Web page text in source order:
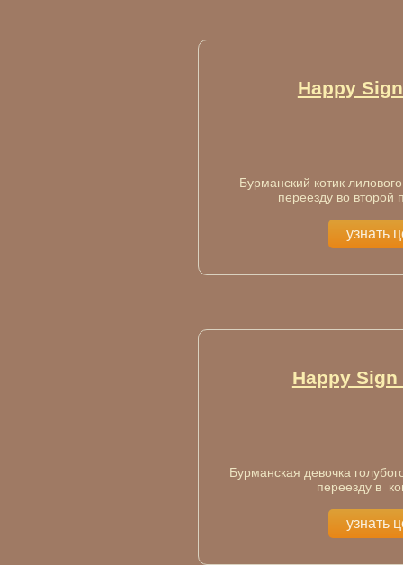
Happy
Бурманский котик
переезду во второй
узнать
Happy
Бурманская девочка
переезду в
узнать